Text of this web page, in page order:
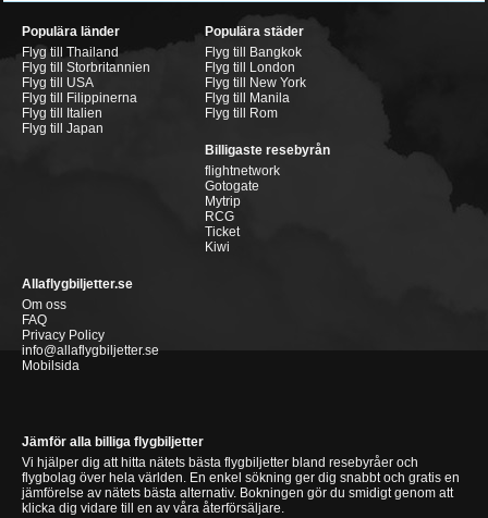
Populära länder
Flyg till Thailand
Flyg till Storbritannien
Flyg till USA
Flyg till Filippinerna
Flyg till Italien
Flyg till Japan
Populära städer
Flyg till Bangkok
Flyg till London
Flyg till New York
Flyg till Manila
Flyg till Rom
Billigaste resebyrån
flightnetwork
Gotogate
Mytrip
RCG
Ticket
Kiwi
Allaflygbiljetter.se
Om oss
FAQ
Privacy Policy
info@allaflygbiljetter.se
Mobilsida
Jämför alla billiga flygbiljetter
Vi hjälper dig att hitta nätets bästa flygbiljetter bland resebyråer och
flygbolag över hela världen. En enkel sökning ger dig snabbt och gratis en
jämförelse av nätets bästa alternativ. Bokningen gör du smidigt genom att
klicka dig vidare till en av våra återförsäljare.